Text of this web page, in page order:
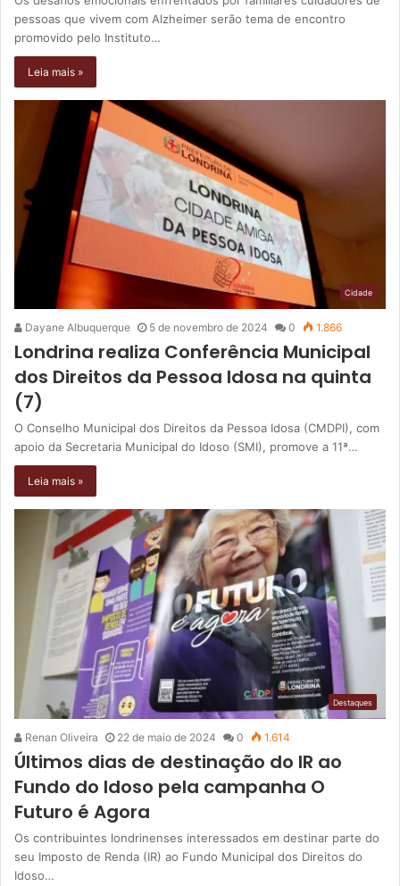
pessoas que vivem com Alzheimer serão tema de encontro
promovido pelo Instituto…
Leia mais »
Cidade
Dayane Albuquerque 5 de novembro de 2024 0 1.866
Londrina realiza Conferência Municipal
dos Direitos da Pessoa Idosa na quinta
(7)
O Conselho Municipal dos Direitos da Pessoa Idosa (CMDPI), com
apoio da Secretaria Municipal do Idoso (SMI), promove a 11ª…
Leia mais »
Destaques
Renan Oliveira 22 de maio de 2024 0 1.614
Últimos dias de destinação do IR ao
Fundo do Idoso pela campanha O
Futuro é Agora
Os contribuintes londrinenses interessados em destinar parte do
seu Imposto de Renda (IR) ao Fundo Municipal dos Direitos do
Idoso…